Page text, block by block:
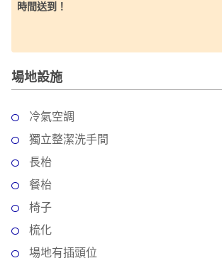
時間送到！
場地設施
冷氣空調
獨立整潔洗手間
長枱
餐枱
椅子
梳化
場地有插頭位